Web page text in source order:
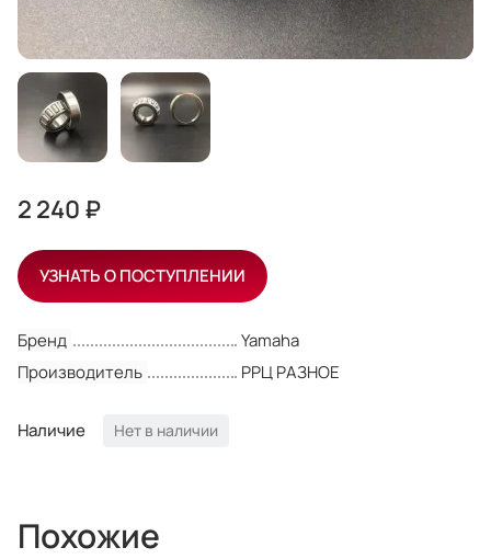
Бренд
Yamaha
Производитель
РРЦ РАЗНОЕ
Наличие Нет в наличии
2 240 ₽
УЗНАТЬ О ПОСТУПЛЕНИИ
Похожие